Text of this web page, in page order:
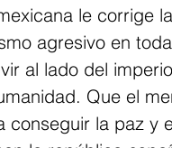
le corrige
agresivo en
al lado del
Que el
la paz y